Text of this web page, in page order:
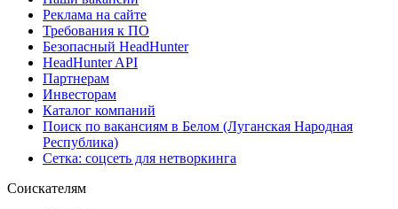
Реклама на сайте
Требования к ПО
Безопасный HeadHunter
HeadHunter API
Партнерам
Инвесторам
Каталог компаний
Поиск по вакансиям в Белом (Луганская Народная
Республика)
Сетка: соцсеть для нетворкинга
Соискателям